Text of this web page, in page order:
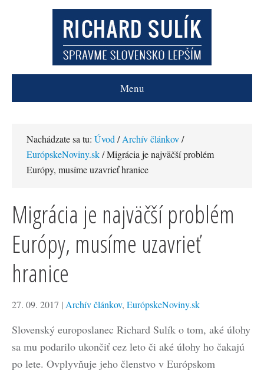
Menu
Nachádzate sa tu: Úvod /Archív článkov/
EurópskeNoviny.sk/ Migrácia je najväčší problém
Európy, musíme uzavrieť hranice
Migrácia je najväčší problém
Európy, musíme uzavrieť
hranice
27. 09. 2017 | Archív článkov, EurópskeNoviny.sk
Slovenský europoslanec Richard Sulík o tom, aké úlohy
sa mu podarilo ukončiť cez leto či aké úlohy ho čakajú
po lete. Ovplyvňuje jeho členstvo v Európskom